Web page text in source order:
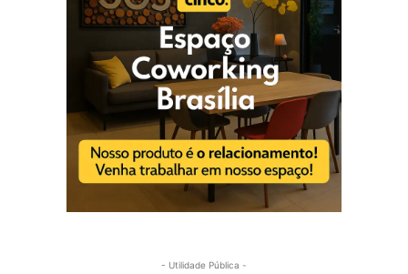
- Utilidade Pública -